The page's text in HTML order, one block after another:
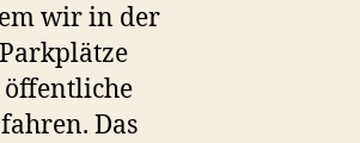
wir in der
öffentliche
Das